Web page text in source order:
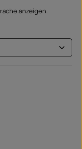
anzeigen.